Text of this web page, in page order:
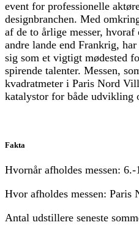
event for professionelle
designbranchen. Med
af de to årlige messer,
andre lande end Frankrig,
sig som et vigtigt mødested
spirende talenter. Messen,
kvadratmeter i Paris Nord
katalystor for både udvikling
Fakta
Hvornår afholdes messen:
Hvor afholdes messen: Paris
Antal udstillere seneste